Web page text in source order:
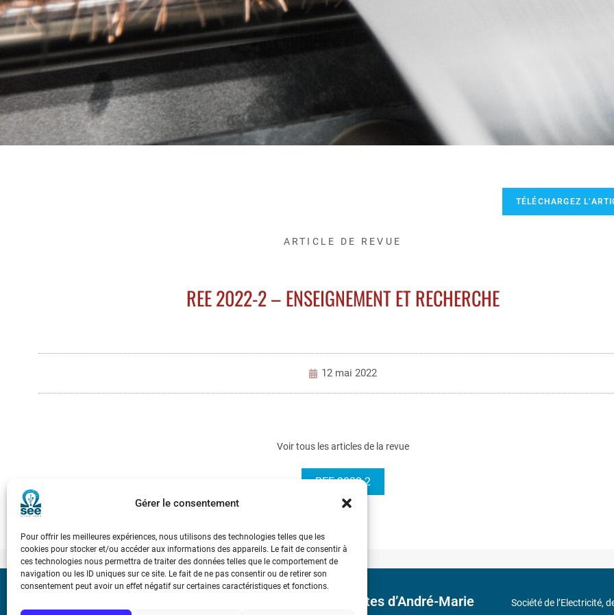
Gérer le consentement
Pour offrir les meilleures expériences, nous utilisons des technologies telles que les
cookies pour stocker et/ou accéder aux informations des appareils. Le fait de consentir à
ces technologies nous permettra de traiter des données telles que le comportement de
navigation ou les ID uniques sur ce site. Le fait de ne pas consentir ou de retirer son
consentement peut avoir un effet négatif sur certaines caractéristiques et fonctions.
TÉLÉCHARGEZ
ARTICLE DE REVUE
REE 2022-2 – ENSEIGNEMENT ET RECHERCHE
12 mai 2022
Voir tous les articles de la revue
REE 2022-2
Bicentenaire des découvertes d’André-Marie
Société de l’Electricité,